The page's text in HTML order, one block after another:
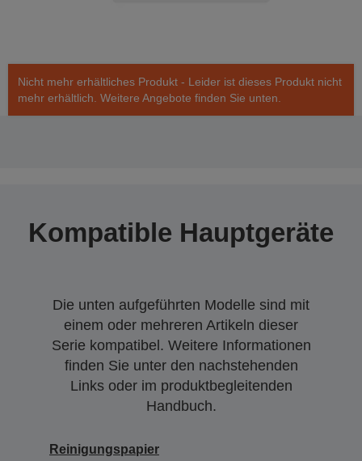
Nicht mehr erhältliches Produkt - Leider ist dieses Produkt nicht
mehr erhältlich. Weitere Angebote finden Sie unten.
Kompatible Hauptgeräte
Die unten aufgeführten Modelle sind mit
einem oder mehreren Artikeln dieser
Serie kompatibel. Weitere Informationen
finden Sie unter den nachstehenden
Links oder im produktbegleitenden
Handbuch.
Reinigungspapier